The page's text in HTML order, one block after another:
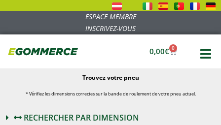
ESPACE MEMBRE
INSCRIVEZ-VOUS
0,00€ 0
Trouvez votre pneu
* Vérifiez les dimensions correctes sur la bande de roulement de votre pneu actuel.
RECHERCHER PAR DIMENSION